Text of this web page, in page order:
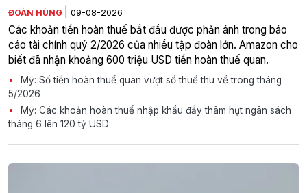
ĐOÀN HÙNG 09-08-2026
Các khoản tiền hoàn thuế bắt đầu được phản ánh trong báo
cáo tài chính quý 2/2026 của nhiều tập đoàn lớn. Amazon cho
biết đã nhận khoảng 600 triệu USD tiền hoàn thuế quan.
Mỹ: Số tiền hoàn thuế quan vượt số thuế thu về trong tháng
5/2026
Mỹ: Các khoản hoàn thuế nhập khẩu đẩy thâm hụt ngân sách
tháng 6 lên 120 tỷ USD